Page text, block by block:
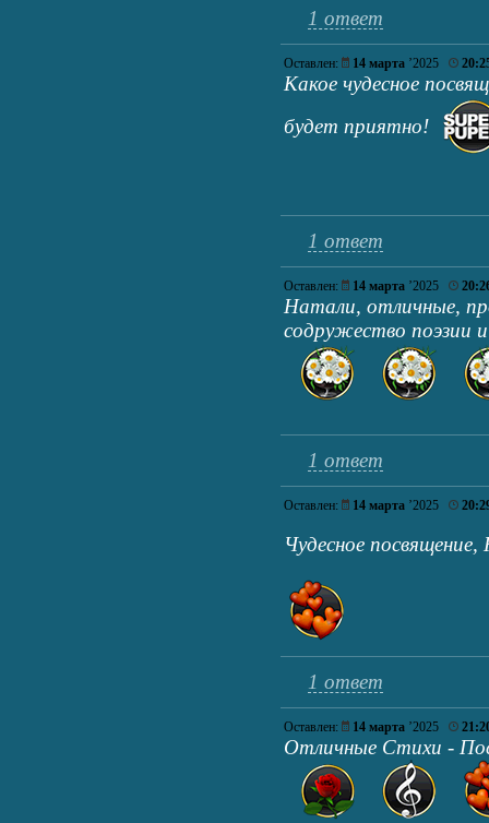
1 ответ
Оставлен: 14 марта ’2025
Какое чудесное
будет приятно!
1 ответ
Оставлен: 14 марта ’2025
Натали, отличные,
содружество поэзии
1 ответ
Оставлен: 14 марта ’2025
Чудесное
1 ответ
Оставлен: 14 марта ’2025
Отличные Стихи -